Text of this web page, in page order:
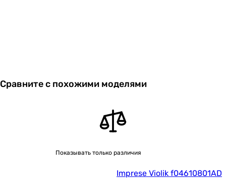
Сравните с похожими моделями
Показывать только различия
Imprese Violik f04610801AD